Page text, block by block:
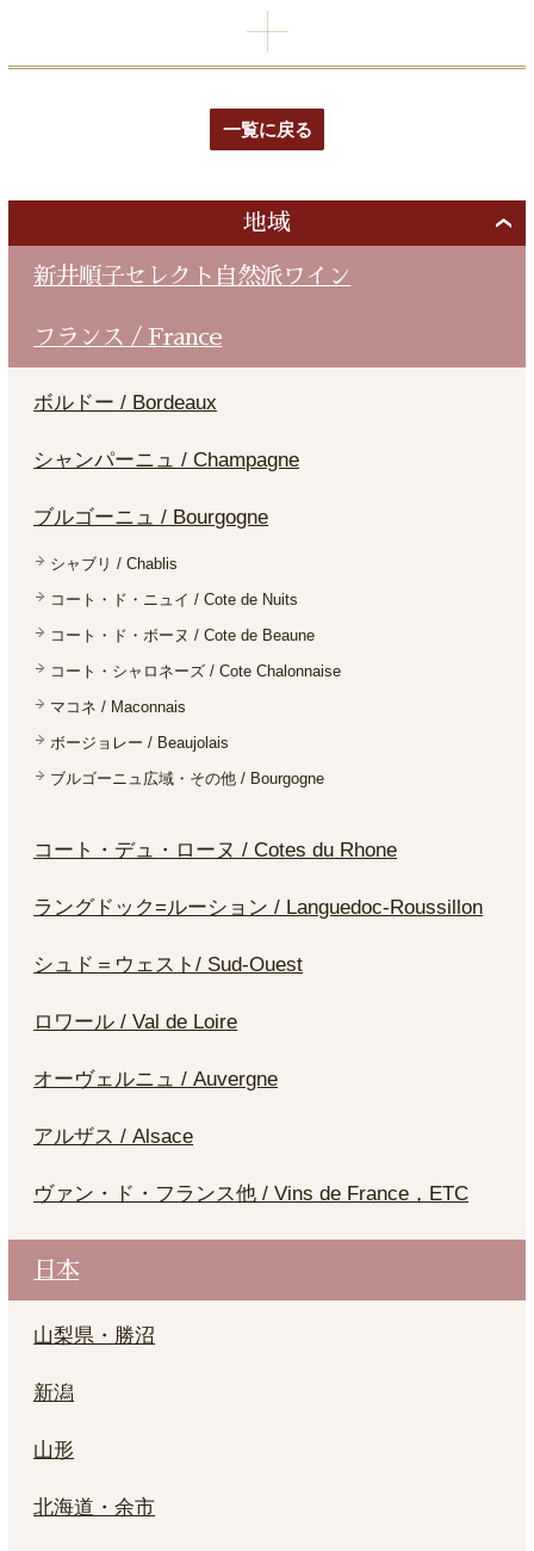
一覧に戻る
地域
新井順子セレクト自然派ワイン
フランス / France
ボルドー / Bordeaux
シャンパーニュ / Champagne
ブルゴーニュ / Bourgogne
シャブリ / Chablis
コート・ド・ニュイ / Cote de Nuits
コート・ド・ボーヌ / Cote de Beaune
コート・シャロネーズ / Cote Chalonnaise
マコネ / Maconnais
ボージョレー / Beaujolais
ブルゴーニュ広域・その他 / Bourgogne
コート・デュ・ローヌ / Cotes du Rhone
ラングドック=ルーション / Languedoc-Roussillon
シュド＝ウェスト/ Sud-Ouest
ロワール / Val de Loire
オーヴェルニュ / Auvergne
アルザス / Alsace
ヴァン・ド・フランス他 / Vins de France，ETC
日本
山梨県・勝沼
新潟
山形
北海道・余市